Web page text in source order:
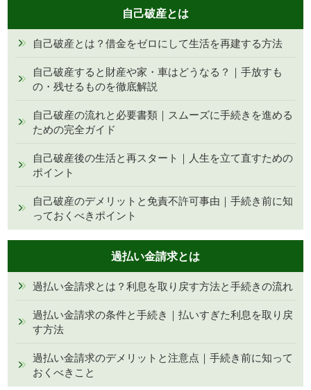
自己破産とは
自己破産とは？借金をゼロにして生活を再建する方法
自己破産すると財産や家・車はどうなる？｜手放すも
の・残せるものを徹底解説
自己破産の流れと必要書類｜スムーズに手続きを進める
ための完全ガイド
自己破産後の生活と再スタート｜人生を立て直すための
ポイント
自己破産のデメリットと免責不許可事由｜手続き前に知
っておくべきポイント
過払い金請求とは
過払い金請求とは？利息を取り戻す方法と手続きの流れ
過払い金請求の条件と手続き｜払いすぎた利息を取り戻
す方法
過払い金請求のデメリットと注意点｜手続き前に知って
おくべきこと